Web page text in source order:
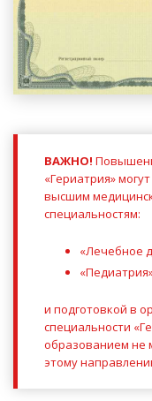
ВАЖНО!
«Гериатрия»
высшим
специальностям:
«Лечебное
и подготовкой в
специальности
образованием не
этому